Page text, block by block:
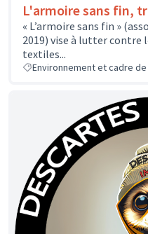
L'armoire sans fin,
« L’armoire sans fin »
2019) vise à lutter
textiles...
Environnement et cadre